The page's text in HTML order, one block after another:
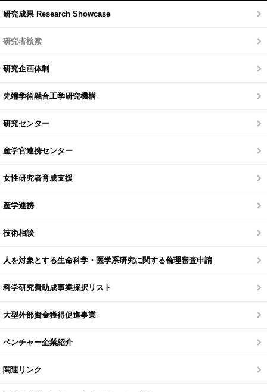
研究成果 Research Showcase
研究者検索
研究企画体制
先端学術融合工学研究機構
研究センター
産学官連携センター
女性研究者育成支援
産学連携
技術相談
人を対象とする生命科学・医学系研究に関する倫理審査申請
科学研究費助成事業採択リスト
大型外部資金獲得促進事業
ベンチャー企業紹介
関連リンク